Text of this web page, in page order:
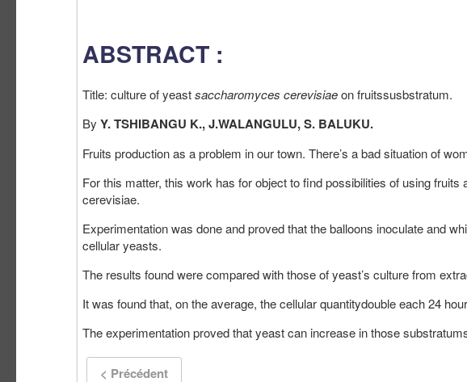
ABSTRACT :
Title: culture of yeastsaccharomyces cerevisiaeon fruitssusbstratum.
By Y. TSHIBANGU K., J.WALANGULU, S. BALUKU.
Fruits production as a problem in our town. There’s a bad situation of
For this matter, this work has for object to find possibilities of using
cerevisiae.
Experimentation was done and proved that the balloons inoculate and
cellular yeasts.
The results found were compared with those of yeast’s culture from
It was found that, on the average, the cellular quantitydouble each 24
The experimentation proved that yeast can increase in those
< Précédent